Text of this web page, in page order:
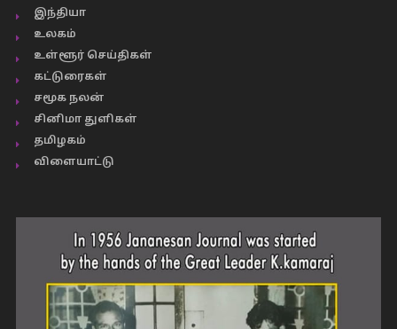
இந்தியா
உலகம்
உள்ளூர் செய்திகள்
கட்டுரைகள்
சமூக நலன்
சினிமா துளிகள்
தமிழகம்
விளையாட்டு